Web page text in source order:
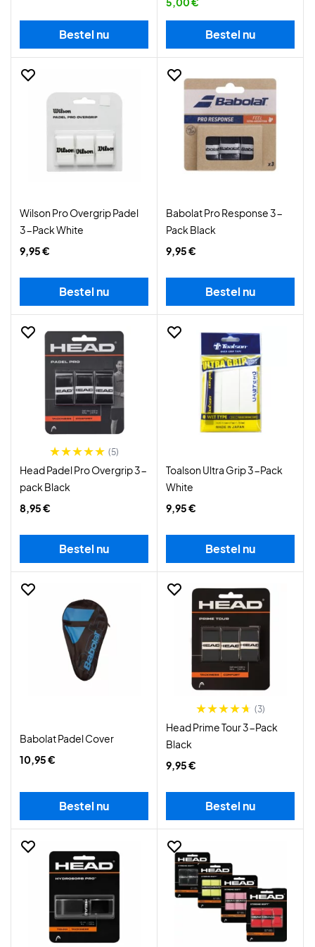
Bestel nu Bestel nu
Wilson Pro Overgrip Padel
3-Pack White
9,95 €
Bestel nu
Babolat Pro Response 3-
Pack Black
9,95 €
Bestel nu
(5)
Head Padel Pro Overgrip 3-
pack Black
8,95 €
Bestel nu
Toalson Ultra Grip 3-Pack
White
9,95 €
Bestel nu
Babolat Padel Cover
10,95 €
Bestel nu
(3)
Head Prime Tour 3-Pack
Black
9,95 €
Bestel nu